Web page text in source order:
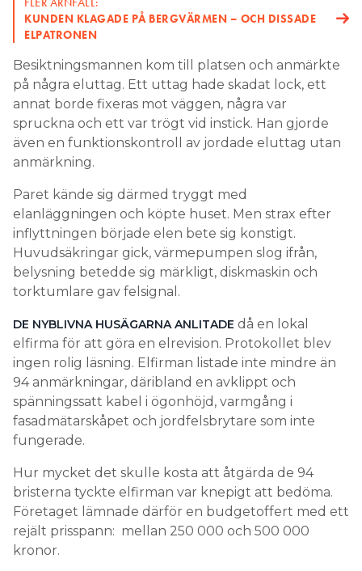
KUNDEN KLAGADE PÅ BERGVÄRMEN – OCH DISSADE
ELPATRONEN
Besiktningsmannen kom till platsen och anmärkte
på några eluttag. Ett uttag hade skadat lock, ett
annat borde fixeras mot väggen, några var
spruckna och ett var trögt vid instick. Han gjorde
även en funktionskontroll av jordade eluttag utan
anmärkning.
Paret kände sig därmed tryggt med
elanläggningen och köpte huset. Men strax efter
inflyttningen började elen bete sig konstigt.
Huvudsäkringar gick, värmepumpen slog ifrån,
belysning betedde sig märkligt, diskmaskin och
torktumlare gav felsignal.
DE NYBLIVNA HUSÄGARNA ANLITADE då en lokal
elfirma för att göra en elrevision. Protokollet blev
ingen rolig läsning. Elfirman listade inte mindre än
94 anmärkningar, däribland en avklippt och
spänningssatt kabel i ögonhöjd, varmgång i
fasadmätarskåpet och jordfelsbrytare som inte
fungerade.
Hur mycket det skulle kosta att åtgärda de 94
bristerna tyckte elfirman var knepigt att bedöma.
Företaget lämnade därför en budgetoffert med ett
rejält prisspann: mellan 250 000 och 500 000
kronor.